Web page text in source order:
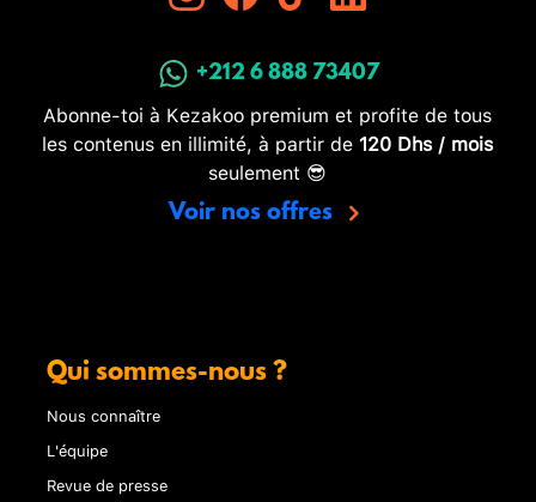
+212 6 888 73407
Abonne-toi à Kezakoo premium et profite de tous
les contenus en illimité, à partir de 120 Dhs / mois
seulement 😎
Voir nos offres
Qui sommes-nous ?
Nous connaître
L'équipe
Revue de presse